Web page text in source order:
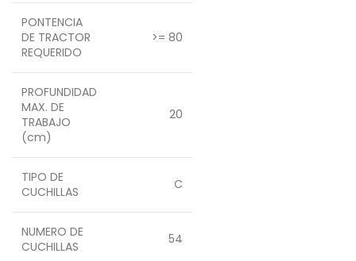
PONTENCIA
DE TRACTOR
REQUERIDO
>= 80
PROFUNDIDAD
MAX. DE
TRABAJO
(cm)
20
TIPO DE
CUCHILLAS
C
NUMERO DE
CUCHILLAS
54